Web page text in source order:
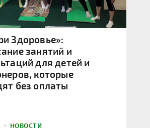
Здоровье»:
занятий и
для детей и
которые
без оплаты
НОВОСТИ